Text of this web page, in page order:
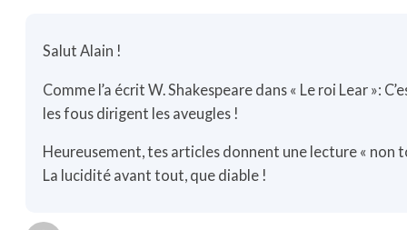
Salut Alain !
Comme l’a écrit W. Shakespeare dans « Le roi Lear »:
les fous dirigent les aveugles !
Heureusement, tes articles donnent une lecture « non
La lucidité avant tout, que diable !